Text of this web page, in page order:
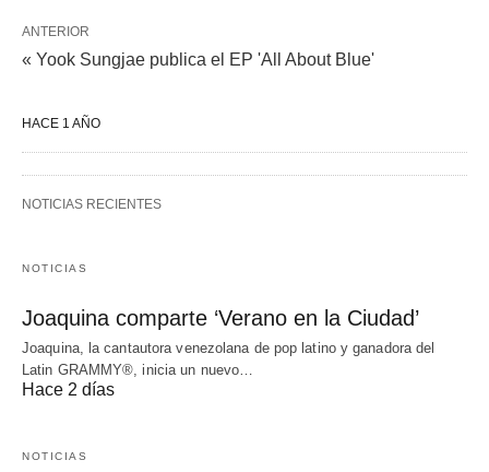
ANTERIOR
« Yook Sungjae publica el EP 'All About Blue'
HACE 1 AÑO
NOTICIAS RECIENTES
NOTICIAS
Joaquina comparte ‘Verano en la Ciudad’
Joaquina, la cantautora venezolana de pop latino y ganadora del
Latin GRAMMY®, inicia un nuevo…
Hace 2 días
NOTICIAS